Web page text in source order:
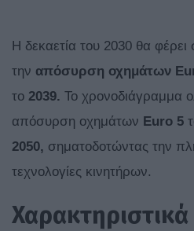
Η δεκαετία του 2030 θα
την απόσυρση οχημάτων
το 2039. Το χρονοδιάγραμμα
απόσυρση οχημάτων Euro 5
2050, σηματοδοτώντας την
τεχνολογίες κινητήρων.